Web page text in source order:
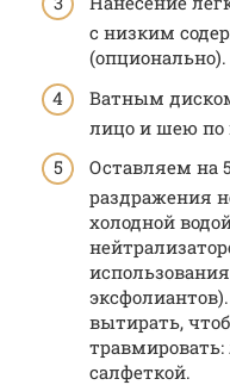
с низким
(опционально).
Ватным
лицо и шею
Оставляем на
раздражения
холодной
вытирать,
салфеткой.